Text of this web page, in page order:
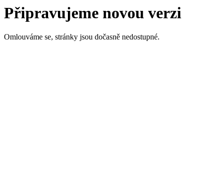
Připravujeme novou verzi
Omlouváme se, stránky jsou dočasně nedostupné.